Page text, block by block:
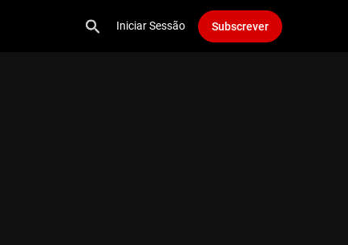
Iniciar Sessão Subscrever